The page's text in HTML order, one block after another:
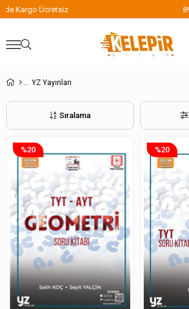
899 TL Üzeri Alışverişlerde Kargo
YZ Yayınları
Sıralama
%20 %20